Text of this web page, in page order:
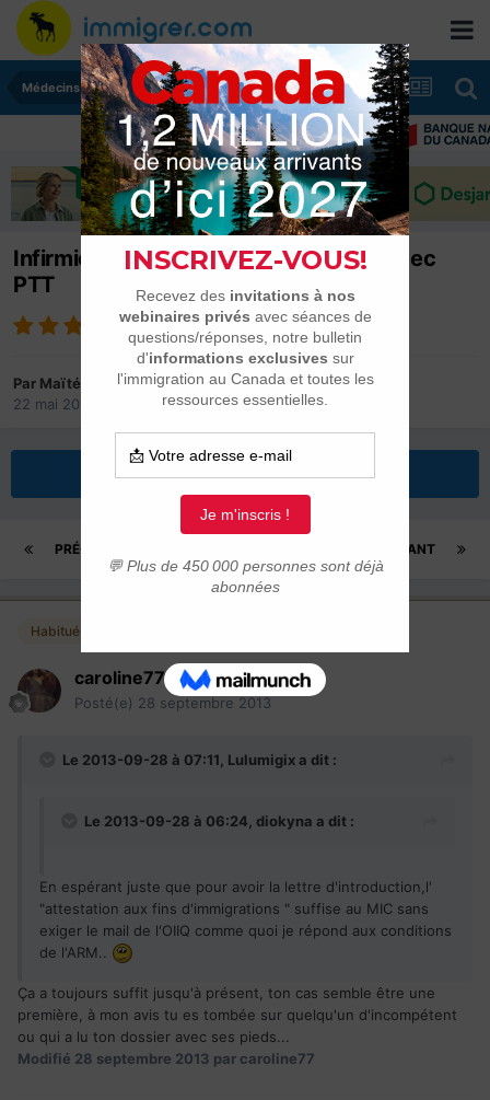
Médecins, infirmières et pharmaciens
Infirmières et infirmiers en partance avec
PTT
Par Maïté45
22 mai 2013
Médecins, infirmières et pharmaciens
Répondre à ce sujet
PRÉCÉDENT SUIVANT
Habitués
caroline77
Posté(e) 28 septembre 2013
Le 2013-09-28 à 07:11, Lulumigix a dit :
Le 2013-09-28 à 06:24, diokyna a dit :
En espérant juste que pour avoir la lettre d'introduction,l'
"attestation aux fins d'immigrations " suffise au MIC sans
exiger le mail de l'OIIQ comme quoi je répond aux conditions
de l'ARM..
Ça a toujours suffit jusqu'à présent, ton cas semble être une
première, à mon avis tu es tombée sur quelqu'un d'incompétent
ou qui a lu ton dossier avec ses pieds...
Modifié 28 septembre 2013 par caroline77